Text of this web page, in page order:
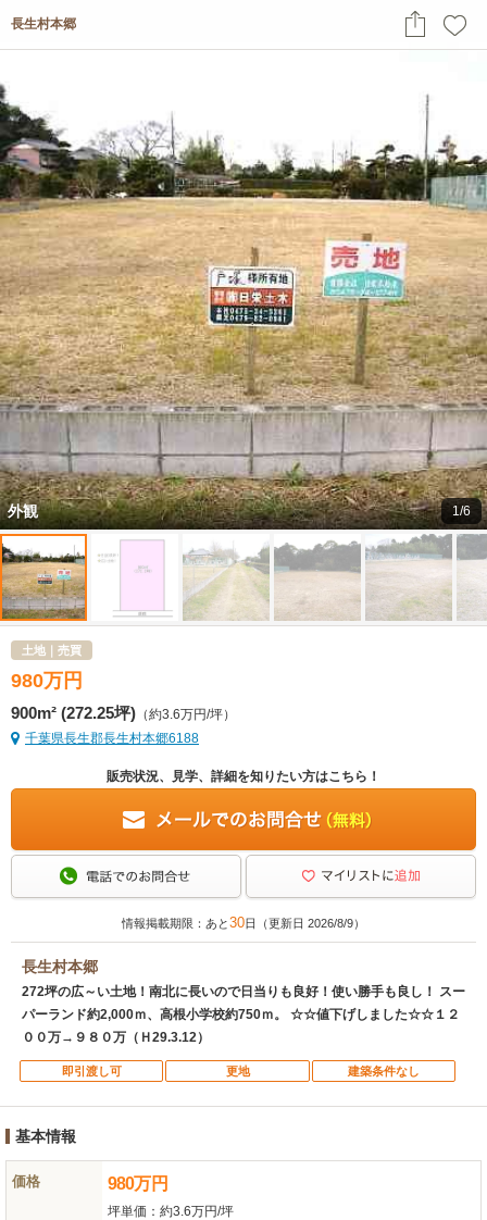
外観 1/6
長生村本郷
土地｜売買
980万 円
900m² (272.25坪) （約3.6万円/坪）
千葉県長生郡長生村本郷6188
販売状況、見学、詳細を知りたい方はこちら！
情報掲載期限：あと30日（更新日 2026/8/9）
長生村本郷
272坪の広～い土地！南北に長いので日当りも良好！使い勝手も良し！ スー
パーランド約2,000ｍ、高根小学校約750ｍ。 ☆☆値下げしました☆☆１２
００万→９８０万（Ｈ29.3.12）
即引渡し可 更地 建築条件なし
基本情報
価格 980万円
坪単価： 約3.6万円/坪